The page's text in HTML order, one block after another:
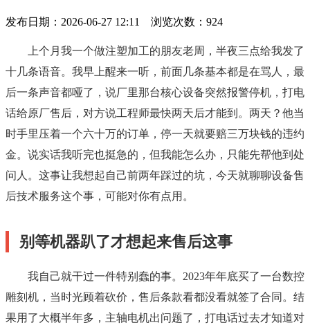
发布日期：2026-06-27 12:11 浏览次数： 924
上个月我一个做注塑加工的朋友老周，半夜三点给我发了
十几条语音。我早上醒来一听，前面几条基本都是在骂人，最
后一条声音都哑了，说厂里那台核心设备突然报警停机，打电
话给原厂售后，对方说工程师最快两天后才能到。两天？他当
时手里压着一个六十万的订单，停一天就要赔三万块钱的违约
金。说实话我听完也挺急的，但我能怎么办，只能先帮他到处
问人。这事让我想起自己前两年踩过的坑，今天就聊聊设备售
后技术服务这个事，可能对你有点用。
别等机器趴了才想起来售后这事
我自己就干过一件特别蠢的事。2023年年底买了一台数控
雕刻机，当时光顾着砍价，售后条款看都没看就签了合同。结
果用了大概半年多，主轴电机出问题了，打电话过去才知道对